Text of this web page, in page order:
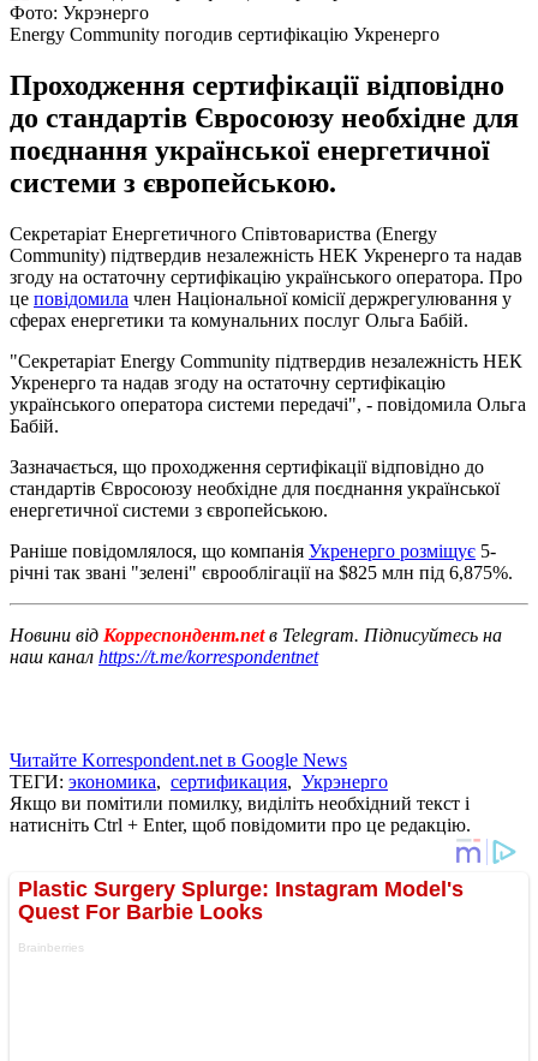
Фото: Укрэнерго
Energy Community погодив сертифікацію Укренерго
Проходження сертифікації відповідно
до стандартів Євросоюзу необхідне для
поєднання української енергетичної
системи з європейською.
Секретаріат Енергетичного Співтовариства (Energy
Community) підтвердив незалежність НЕК Укренерго та надав
згоду на остаточну сертифікацію українського оператора. Про
це повідомила член Національної комісії держрегулювання у
сферах енергетики та комунальних послуг Ольга Бабій.
"Секретаріат Energy Community підтвердив незалежність НЕК
Укренерго та надав згоду на остаточну сертифікацію
українського оператора системи передачі", - повідомила Ольга
Бабій.
Зазначається, що проходження сертифікації відповідно до
стандартів Євросоюзу необхідне для поєднання української
енергетичної системи з європейською.
Раніше повідомлялося, що компанія Укренерго розміщує 5-
річні так звані "зелені" єврооблігації на $825 млн під 6,875%.
Новини від Корреспондент.netв Telegram. Підписуйтесь на
наш канал https://t.me/korrespondentnet
Читайте Korrespondent.net в Google News
ТЕГИ: экономика, сертификация, Укрэнерго
Якщо ви помітили помилку, виділіть необхідний текст і
натисніть Ctrl + Enter, щоб повідомити про це редакцію.